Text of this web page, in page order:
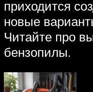
приходится
новые
Читайте про
бензопилы.